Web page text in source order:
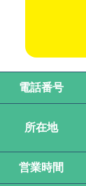
電話番号
所在地
営業時間